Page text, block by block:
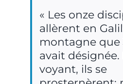
« Les onze
allèrent en
montagne que
avait désignée.
voyant, ils se